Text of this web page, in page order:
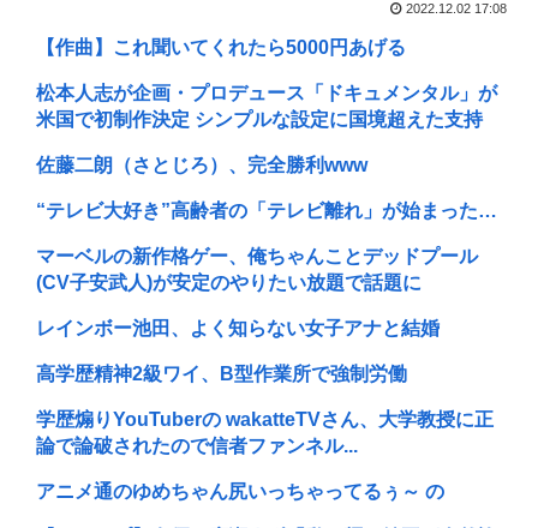
2022.12.02 17:08
【作曲】これ聞いてくれたら5000円あげる
松本人志が企画・プロデュース「ドキュメンタル」が
米国で初制作決定 シンプルな設定に国境超えた支持
佐藤二朗（さとじろ）、完全勝利www
“テレビ大好き”高齢者の「テレビ離れ」が始まった…
マーベルの新作格ゲー、俺ちゃんことデッドプール
(CV子安武人)が安定のやりたい放題で話題に
レインボー池田、よく知らない女子アナと結婚
高学歴精神2級ワイ、B型作業所で強制労働
学歴煽りYouTuberの wakatteTVさん、大学教授に正
論で論破されたので信者ファンネル...
アニメ通のゆめちゃん尻いっちゃってるぅ～ の